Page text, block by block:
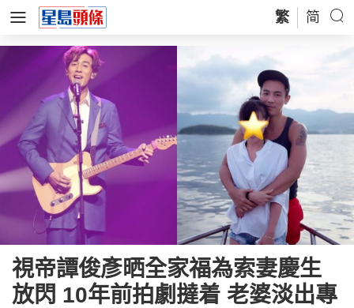
繁 简
視帝譚俊彥晒全家福為索妻慶生
放閃 10年前拍劇撻着 老婆淡出專